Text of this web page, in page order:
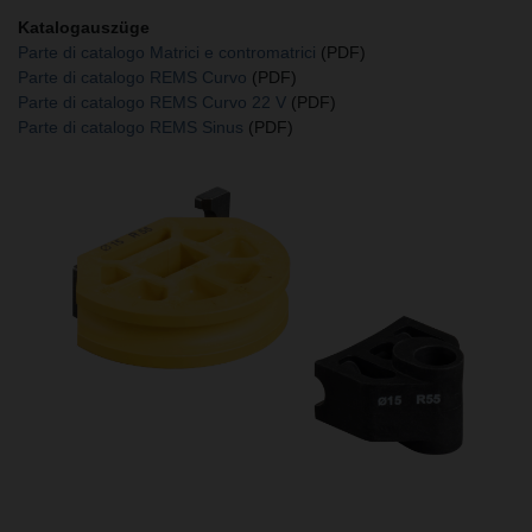
Katalogauszüge
Parte di catalogo Matrici e contromatrici (PDF)
Parte di catalogo REMS Curvo (PDF)
Parte di catalogo REMS Curvo 22 V (PDF)
Parte di catalogo REMS Sinus (PDF)